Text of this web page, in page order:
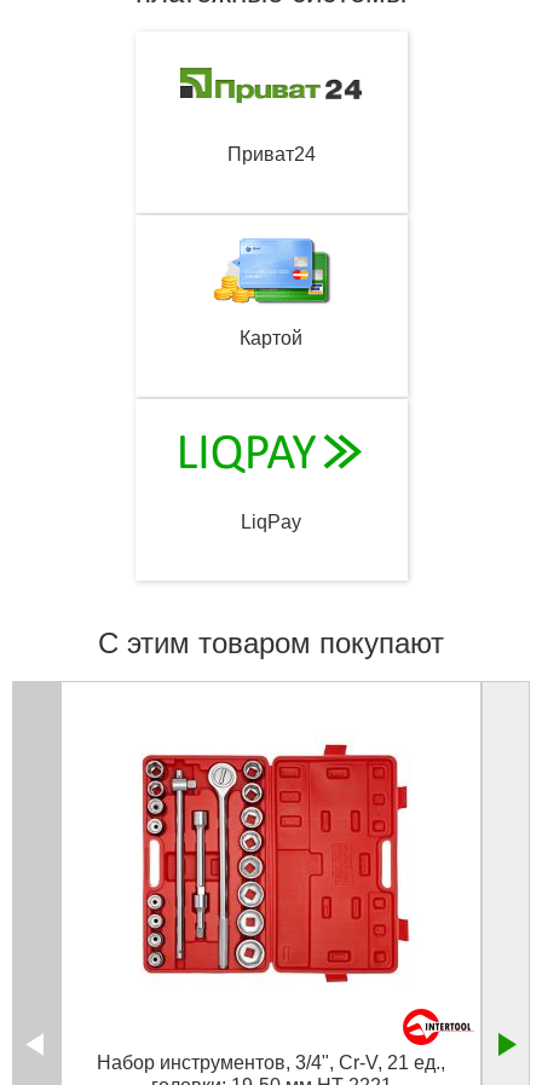
Приват24
Картой
LiqPay
С этим товаром покупают
Набор инструментов, 3/4", Cr-V, 21 ед.,